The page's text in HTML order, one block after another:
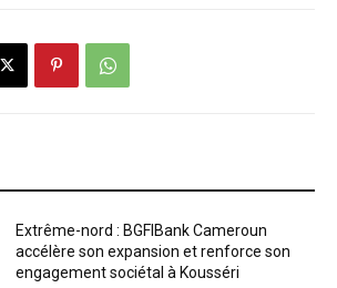
Extrême-nord : BGFIBank Cameroun
accélère son expansion et renforce son
engagement sociétal à Kousséri